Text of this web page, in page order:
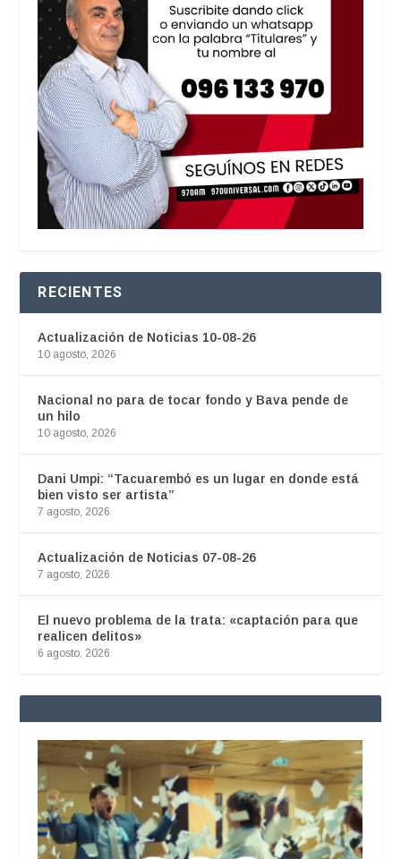
RECIENTES
Actualización de Noticias 10-08-26
10 agosto, 2026
Nacional no para de tocar fondo y Bava pende de
un hilo
10 agosto, 2026
Dani Umpi: “Tacuarembó es un lugar en donde está
bien visto ser artista”
7 agosto, 2026
Actualización de Noticias 07-08-26
7 agosto, 2026
El nuevo problema de la trata: «captación para que
realicen delitos»
6 agosto, 2026